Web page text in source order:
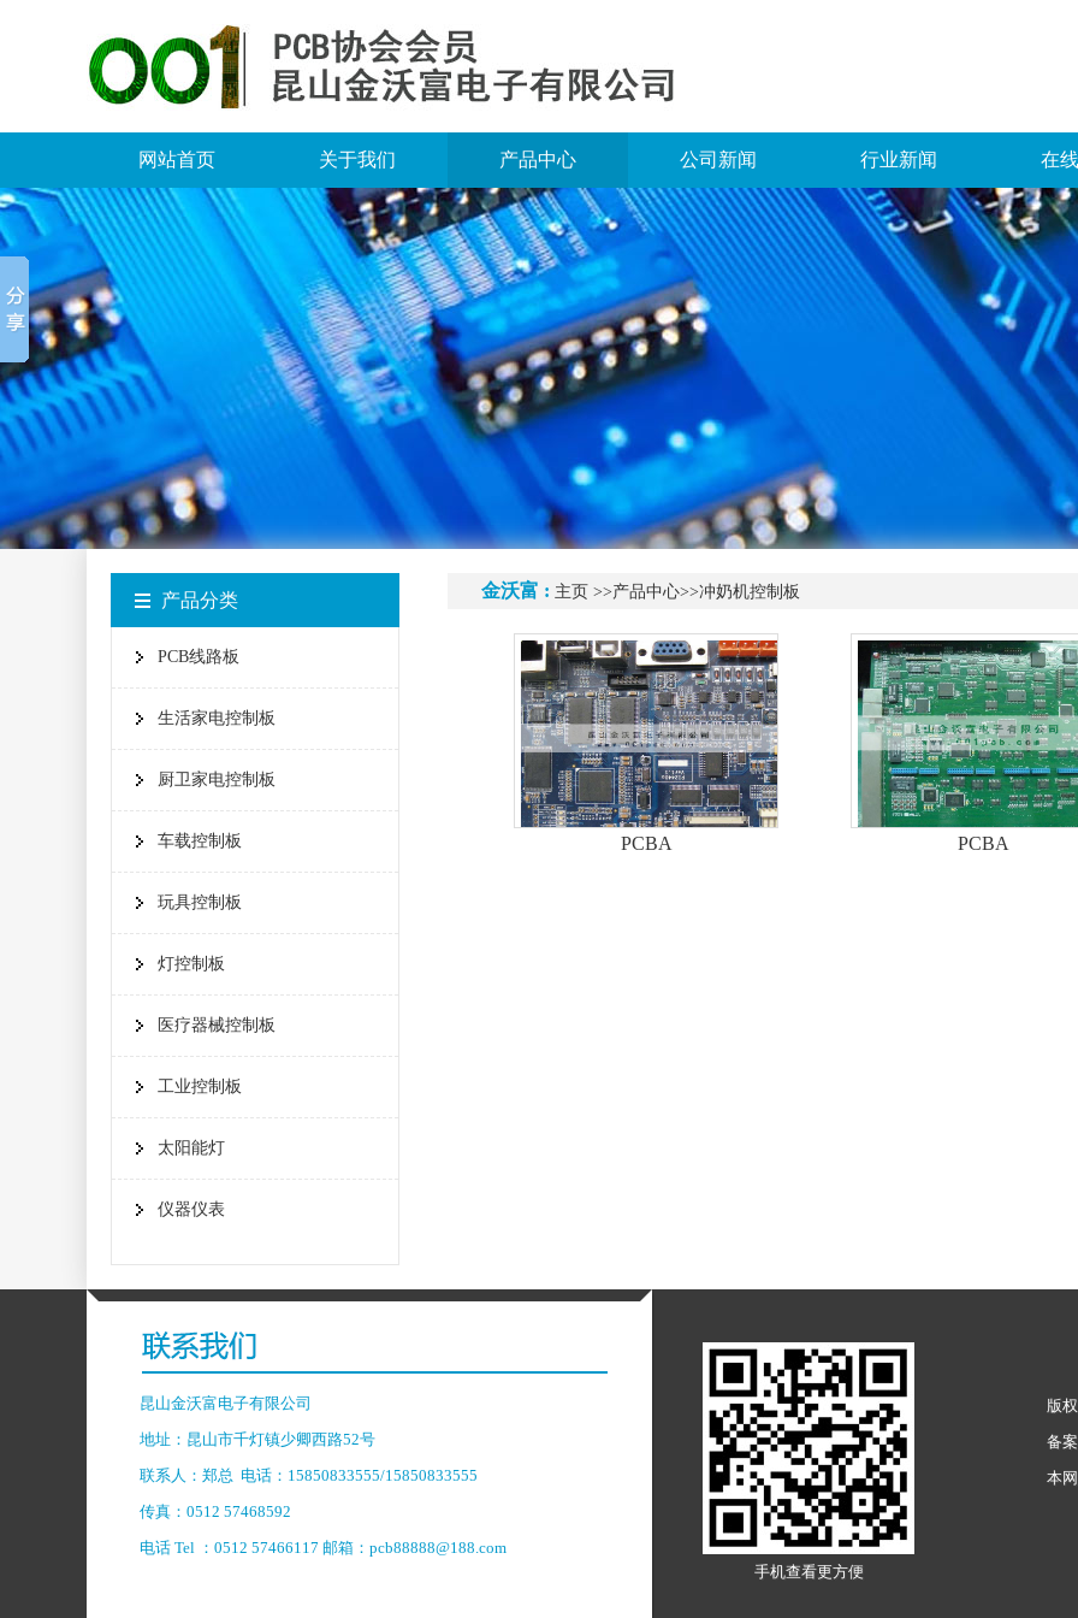
网站首页 关于我们 产品中心 公司新闻 行业新闻 在
产品分类
PCB线路板
生活家电控制板
厨卫家电控制板
车载控制板
玩具控制板
灯控制板
医疗器械控制板
工业控制板
太阳能灯
仪器仪表
金沃富 : 主页 >>产品中心>>冲奶机控制板
PCBA PCBA
昆山金沃富电子有限公司
地址：昆山市千灯镇少卿西路52号
联系人：郑总 电话：15850833555/15850833555
传真：0512 57468592
电话 Tel ：0512 57466117 邮箱：pcb88888@188.com
手机查看更方便
版
备
本